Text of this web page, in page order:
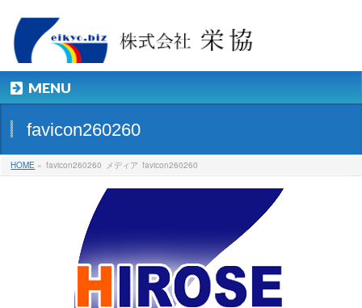
MENU
favicon260260
HOME » favicon260260 メディア favicon260260